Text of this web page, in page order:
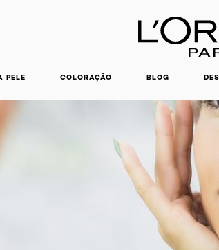
PELE COLORAÇÃO BLOG